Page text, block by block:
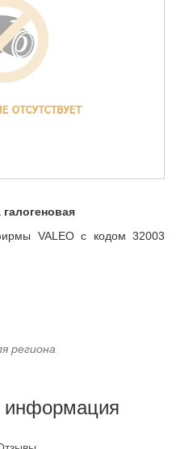
VALEO с кодом 32003
региона
информация